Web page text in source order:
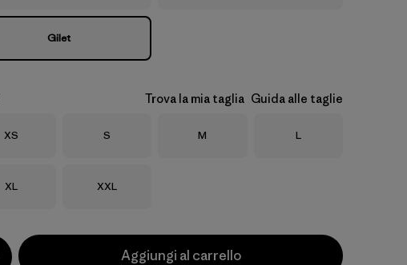
Gilet
Trova la mia taglia Guida alle taglie
Taglia
XS Taglia
S Taglia
M Taglia
L
Taglia
XL Taglia
XXL
Aggiungi al carrello